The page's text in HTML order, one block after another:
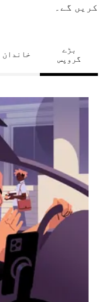
کریں گے۔
بڑے
گروپس
خاندان